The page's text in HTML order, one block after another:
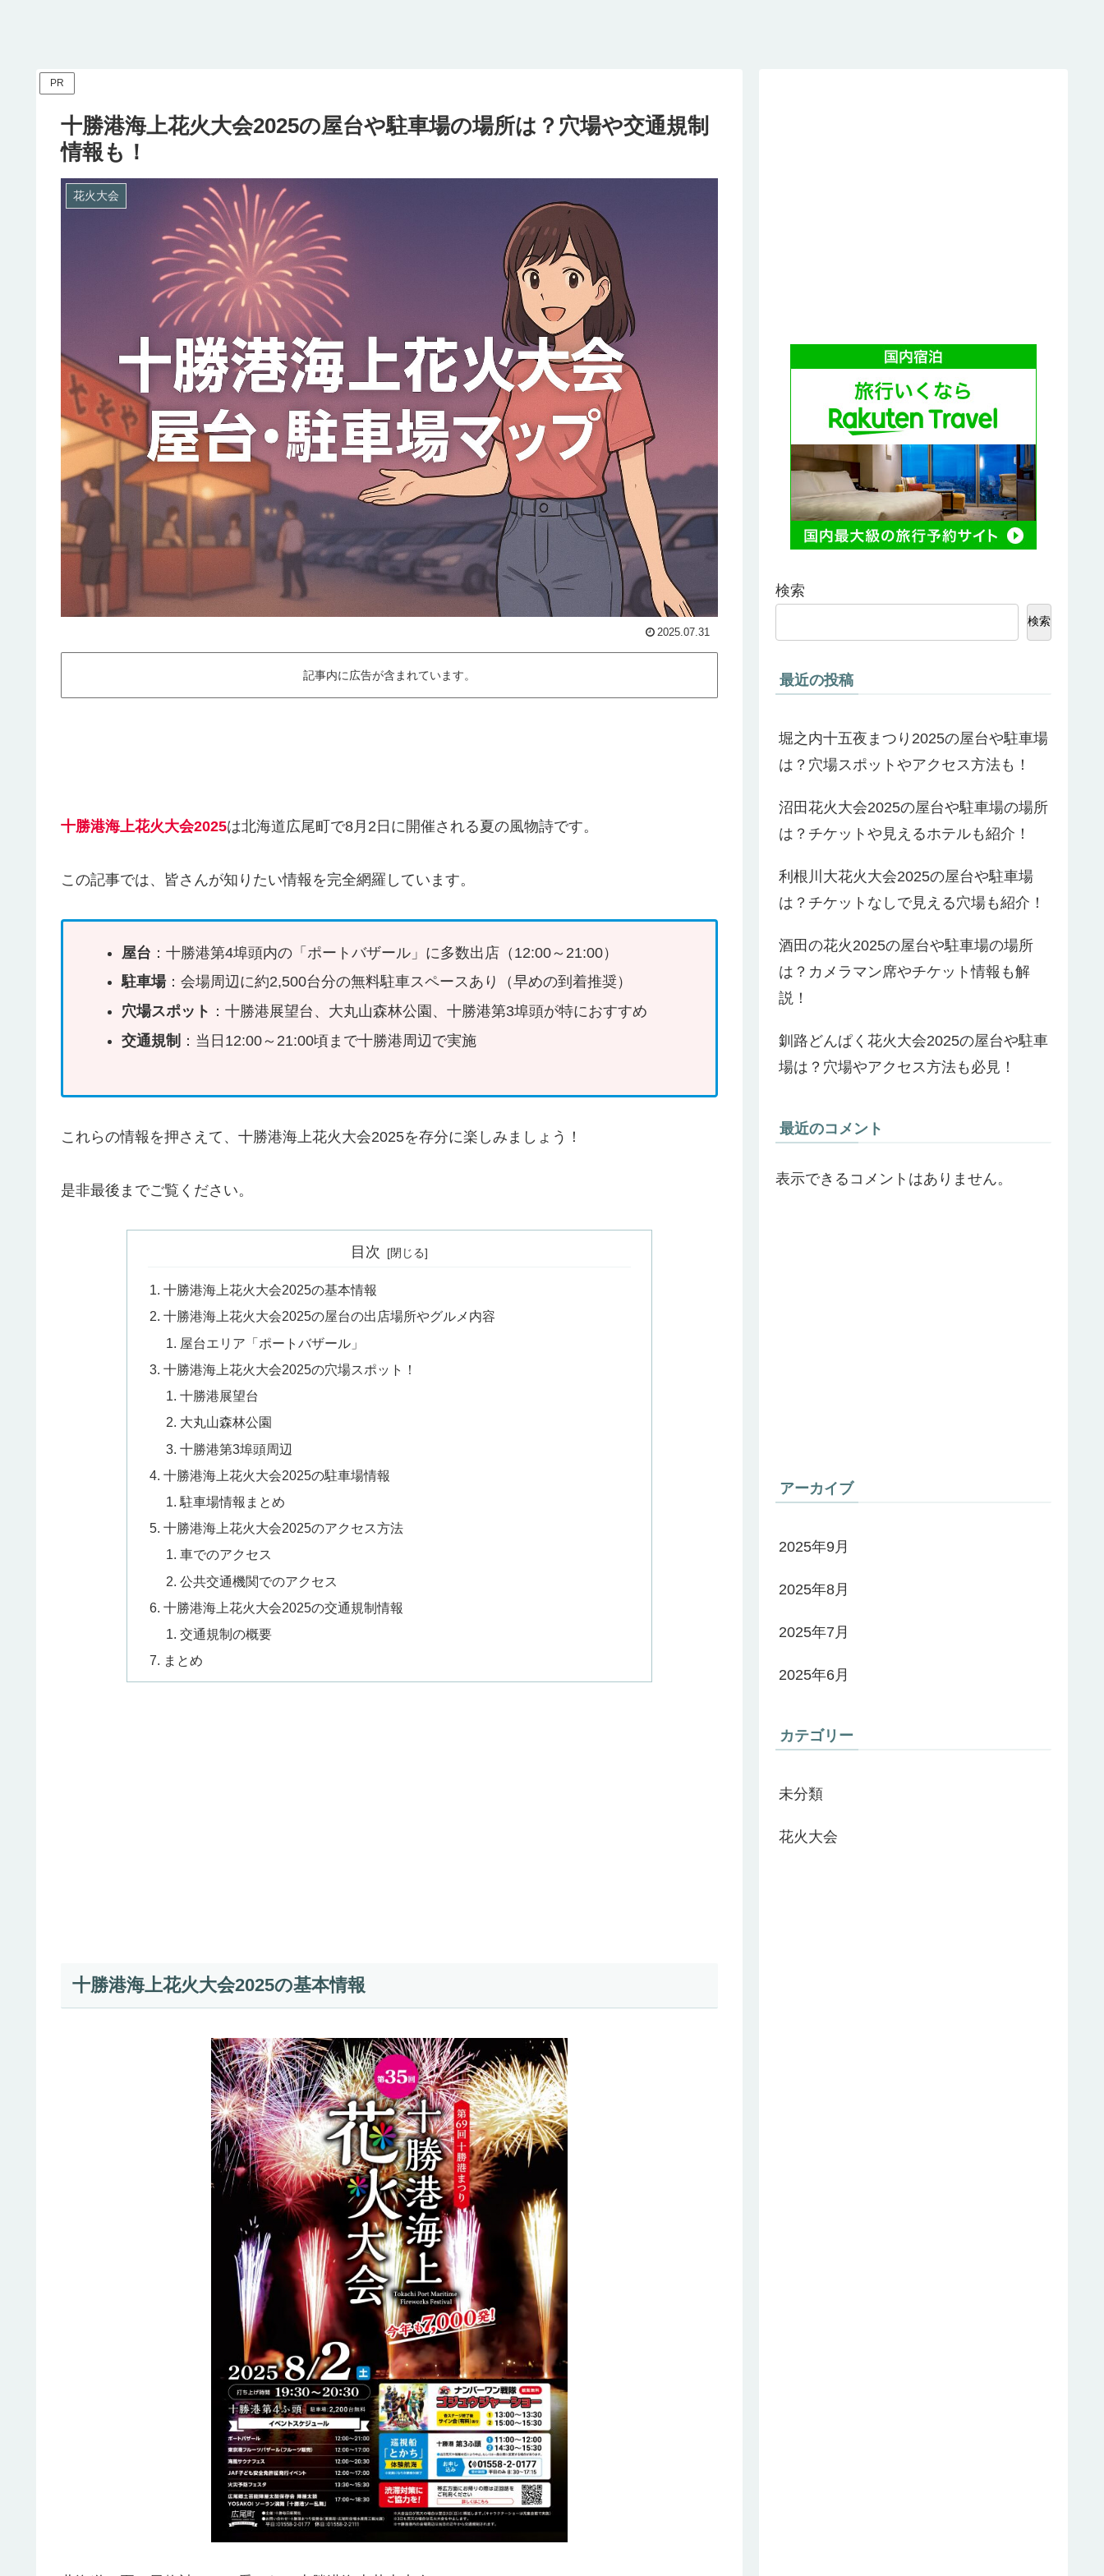
PR
十勝港海上花火大会2025の屋台や駐車場の場所は？穴場や交通規制
情報も！
花火大会
2025.07.31
記事内に広告が含まれています。
十勝港海上花火大会2025は北海道広尾町で8月2日に開催される夏の風物詩です。
この記事では、皆さんが知りたい情報を完全網羅しています。
屋台 ：十勝港第4埠頭内の「ポートバザール」に多数出店（12:00～21:00）
駐車場：会場周辺に約2,500台分の無料駐車スペースあり（早めの到着推奨）
穴場スポット ：十勝港展望台、大丸山森林公園、十勝港第3埠頭が特におすすめ
交通規制 ：当日12:00～21:00頃まで十勝港周辺で実施
これらの情報を押さえて、十勝港海上花火大会2025を存分に楽しみましょう！
是非最後までご覧ください。
目次
十勝港海上花火大会2025の基本情報
十勝港海上花火大会2025の屋台の出店場所やグルメ内容
屋台エリア「ポートバザール」
十勝港海上花火大会2025の穴場スポット！
十勝港展望台
大丸山森林公園
十勝港第3埠頭周辺
十勝港海上花火大会2025の駐車場情報
駐車場情報まとめ
十勝港海上花火大会2025のアクセス方法
車でのアクセス
公共交通機関でのアクセス
十勝港海上花火大会2025の交通規制情報
交通規制の概要
まとめ
十勝港海上花火大会2025の基本情報
検索
検索
最近の投稿
堀之内十五夜まつり2025の屋台や駐車場
は？穴場スポットやアクセス方法も！
沼田花火大会2025の屋台や駐車場の場所
は？チケットや見えるホテルも紹介！
利根川大花火大会2025の屋台や駐車場
は？チケットなしで見える穴場も紹介！
酒田の花火2025の屋台や駐車場の場所
は？カメラマン席やチケット情報も解
説！
釧路どんぱく花火大会2025の屋台や駐車
場は？穴場やアクセス方法も必見！
最近のコメント
表示できるコメントはありません。
アーカイブ
2025年9月
2025年8月
2025年7月
2025年6月
カテゴリー
未分類
花火大会